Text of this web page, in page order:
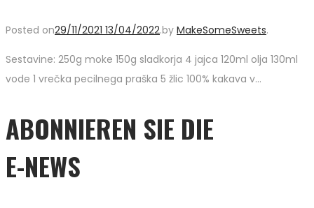
Posted on29/11/2021 13/04/2022.by MakeSomeSweets.
Sestavine: 250g moke 150g sladkorja 4 jajca 120ml olja 130ml
vode 1 vrečka pecilnega praška 5 žlic 100% kakava v…
ABONNIEREN SIE DIE
E-NEWS